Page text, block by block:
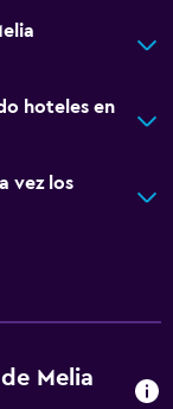
hoteles en
vez los
Melia